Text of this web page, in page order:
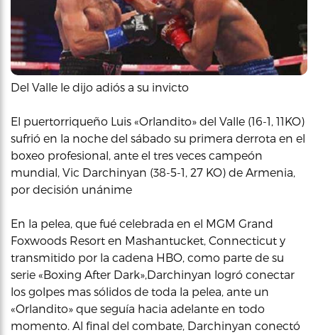
Del Valle le dijo adiós a su invicto
El puertorriqueño Luis «Orlandito» del Valle (16-1, 11KO)
sufrió en la noche del sábado su primera derrota en el
boxeo profesional, ante el tres veces campeón
mundial, Vic Darchinyan (38-5-1, 27 KO) de Armenia,
por decisión unánime
En la pelea, que fué celebrada en el MGM Grand
Foxwoods Resort en Mashantucket, Connecticut y
transmitido por la cadena HBO, como parte de su
serie «Boxing After Dark»,Darchinyan logró conectar
los golpes mas sólidos de toda la pelea, ante un
«Orlandito» que seguía hacia adelante en todo
momento. Al final del combate, Darchinyan conectó